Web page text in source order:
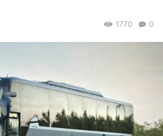
0
1770